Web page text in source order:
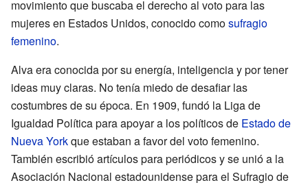
movimiento que buscaba el derecho al voto para las
mujeres en Estados Unidos, conocido comosufragio
femenino.
Alva era conocida por su energía, inteligencia y por tener
ideas muy claras. No tenía miedo de desafiar las
costumbres de su época. En 1909, fundó la Liga de
Igualdad Política para apoyar a los políticos de Estado de
Nueva Yorkque estaban a favor del voto femenino.
También escribió artículos para periódicos y se unió a la
Asociación Nacional estadounidense para el Sufragio de